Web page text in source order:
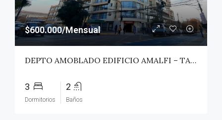
$600.000/Mensual
DEPTO AMOBLADO EDIFICIO AMALFI – TALCA
3
Dormitorios
2
Baños